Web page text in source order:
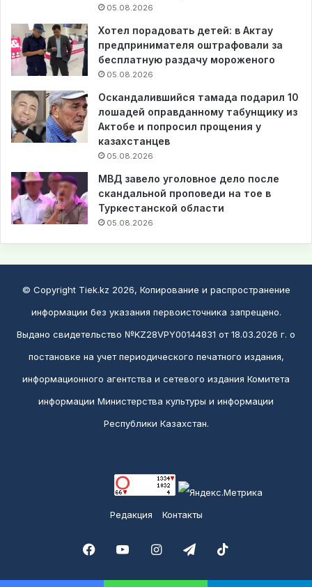
05.08.2026
Хотел порадовать детей: в Актау
предпринимателя оштрафовали за
бесплатную раздачу мороженого
05.08.2026
Оскандалившийся тамада подарил 10
лошадей оправданному табунщику из
Актобе и попросил прощения у
казахстанцев
05.08.2026
МВД завело уголовное дело после
скандальной проповеди на тое в
Туркестанской области
05.08.2026
© Copyright Tiek.kz 2026, Копирование и распространение
информации без указания первоисточника запрещено.
Выдано свидетельство №KZ28VPY00144831 от 18.03.2026 г. о
постановке на учет периодического печатного издания,
информационного агентства и сетевого издания Комитета
информации Министерства культуры и информации
Республики Казахстан.
Редакция Контакты
FacebookYouTubeInstagramTelegram